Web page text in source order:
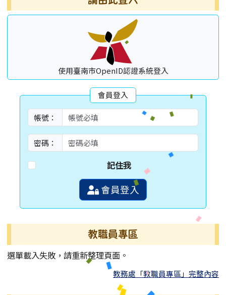
使用臺南市OpenID認證系統登入
會員登入
帳號：
密碼：
記住我
會員登入
教職員專區
選單載入失敗，請重新整理頁面。
教務處「教職員專區」完整內容